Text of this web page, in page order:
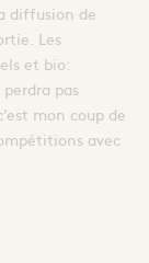
diffusion de
Les
et bio:
pas
mon coup de
avec